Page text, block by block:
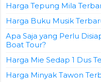
Harga Tepung Mila
Harga Buku Musik
Apa Saja yang Perlu
Boat Tour?
Harga Mie Sedap 1 Dus
Harga Minyak Tawon